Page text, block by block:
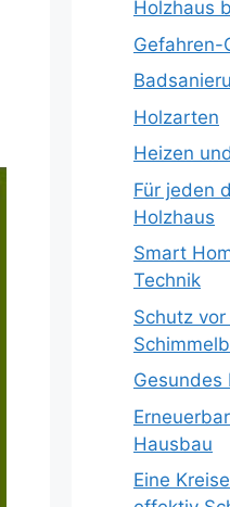
Holzhaus
Gefahren-
Holzarten
Heizen
Für jeden
Holzhaus
Smart
Technik
Schutz
Gesundes
Hausbau
Eine